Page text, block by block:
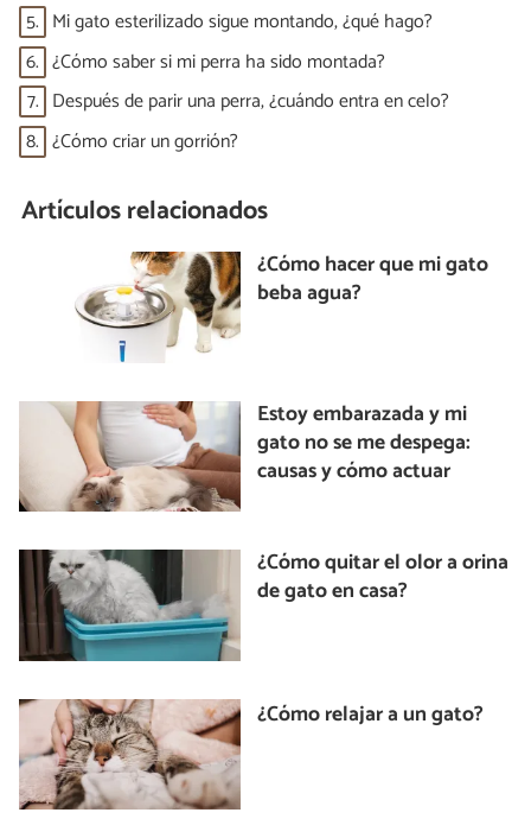
5. Mi gato esterilizado sigue montando, ¿qué hago?
6. ¿Cómo saber si mi perra ha sido montada?
7. Después de parir una perra, ¿cuándo entra en celo?
8. ¿Cómo criar un gorrión?
Artículos relacionados
¿Cómo hacer que mi gato
beba agua?
Estoy embarazada y mi
gato no se me despega:
causas y cómo actuar
¿Cómo quitar el olor a orina
de gato en casa?
¿Cómo relajar a un gato?